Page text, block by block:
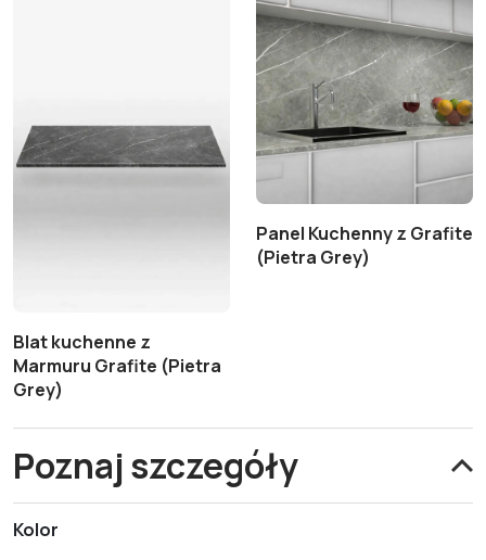
Blat kuchenne z
Marmuru Grafite (Pietra
Grey)
Panel Kuchenny z Grafite
(Pietra Grey)
Poznaj szczegóły
Kolor